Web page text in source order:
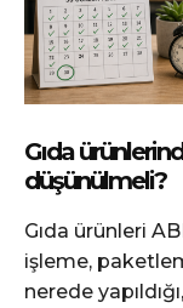
Gıda
düşünülmeli?
Gıda ürünleri
işleme,
nerede